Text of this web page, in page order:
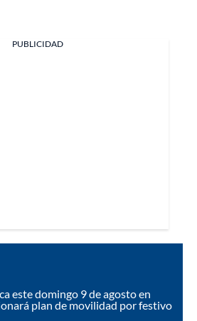
PUBLICIDAD
este domingo 9 de agosto en
plan de movilidad por festivo